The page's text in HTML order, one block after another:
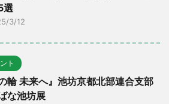
選
3/12
ト
の輪 未来へ』池坊京都北部連合支部
な池坊展